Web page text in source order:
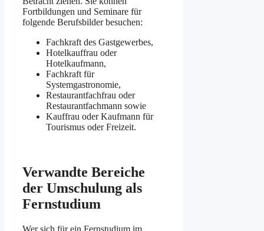
Fortbildungen und Seminare für
folgende Berufsbilder besuchen:
Fachkraft des Gastgewerbes,
Hotelkauffrau oder
Hotelkaufmann,
Fachkraft für
Systemgastronomie,
Restaurantfachfrau oder
Restaurantfachmann sowie
Kauffrau oder Kaufmann für
Tourismus oder Freizeit.
Verwandte Bereiche
der Umschulung als
Fernstudium
Wer sich für ein Fernstudium im